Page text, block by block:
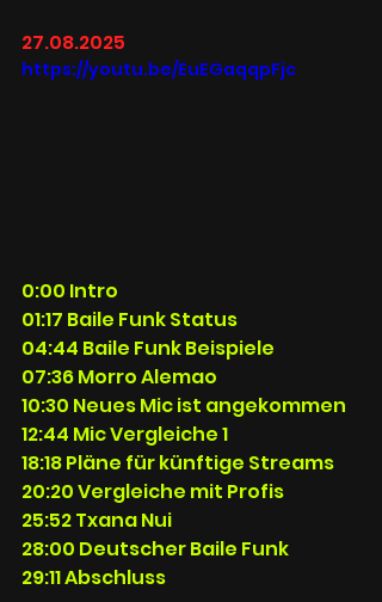
27.08.2025
https://youtu.be/EuEGaqqpFjc
0:00 Intro
01:17 Baile Funk Status
04:44 Baile Funk Beispiele
07:36 Morro Alemao
10:30 Neues Mic ist angekommen
12:44 Mic Vergleiche 1
18:18 Pläne für künftige Streams
20:20 Vergleiche mit Profis
25:52 Txana Nui
28:00 Deutscher Baile Funk
29:11 Abschluss